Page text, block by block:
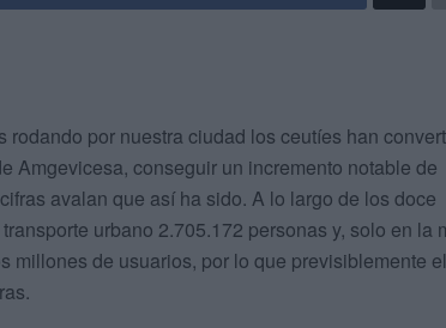
por nuestra ciudad los ceutíes han
Amgevicesa, conseguir un incremento notable de
avalan que así ha sido. A lo largo de los doce
urbano 2.705.172 personas y, solo en la
millones de usuarios, por lo que previsiblemente el